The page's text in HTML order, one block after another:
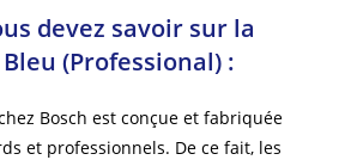
devez savoir sur la
(Professional) :
Bosch est conçue et fabriquée
et professionnels. De ce fait, les